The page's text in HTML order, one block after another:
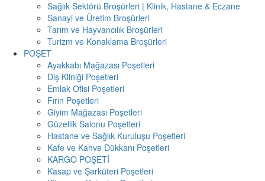
Sağlık Sektörü Broşürleri | Klinik, Hastane & Eczane
Sanayi ve Üretim Broşürleri
Tarım ve Hayvancılık Broşürleri
Turizm ve Konaklama Broşürleri
POŞET
Ayakkabı Mağazası Poşetleri
Diş Kliniği Poşetleri
Emlak Ofisi Poşetleri
Fırın Poşetleri
Giyim Mağazası Poşetleri
Güzellik Salonu Poşetleri
Hastane ve Sağlık Kuruluşu Poşetleri
Kafe ve Kahve Dükkanı Poşetleri
KARGO POŞETİ
Kasap ve Şarküteri Poşetleri